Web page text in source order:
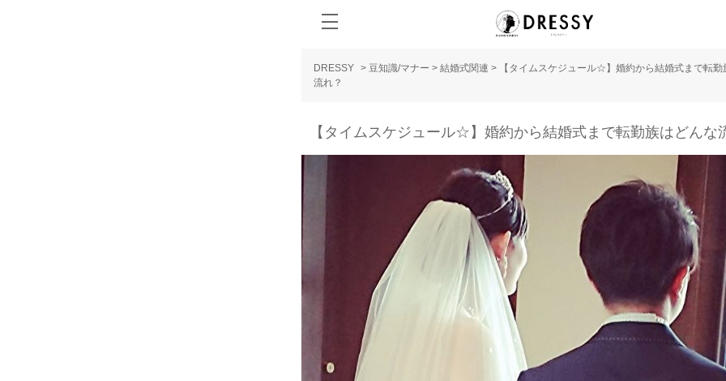
DRESSY > 豆知識/マナー > 結婚式関連 >
【タイムスケジュール☆】婚約から結婚式まで転勤
流れ？
【タイムスケジュール☆】婚約から結婚式まで転勤族はどんな